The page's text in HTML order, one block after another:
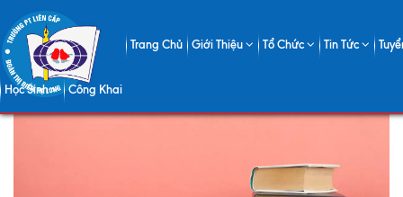
Trang Chủ Giới Thiệu Tổ Chức Tin Tức
Học Sinh Công Khai